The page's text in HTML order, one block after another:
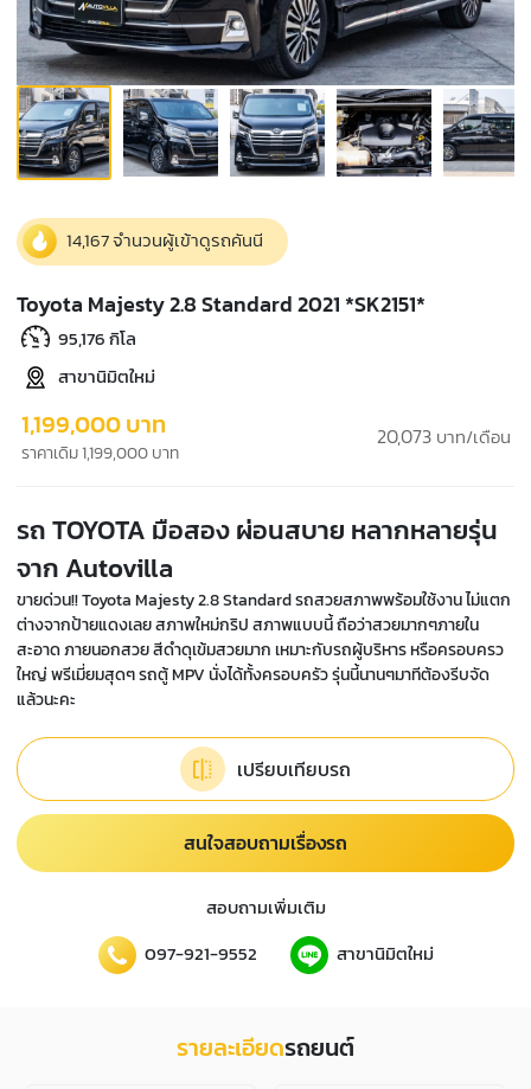
14,167 จำนวนผู้เข้าดูรถคันนี
Toyota Majesty 2.8 Standard 2021 *SK2151*
95,176 กิโล
สาขานิมิตใหม่
1,199,000 บาท
ราคาเดิม 1,199,000 บาท
20,073 บาท/เดือน
รถ TOYOTA มือสอง ผ่อนสบาย หลากหลายรุ่น
จาก Autovilla
ขายด่วน!! Toyota Majesty 2.8 Standard รถสวยสภาพพร้อมใช้งาน ไม่แตก
ต่างจากป้ายแดงเลย สภาพใหม่กริป สภาพแบบนี้ ถือว่าสวยมากๆภายใน
สะอาด ภายนอกสวย สีดำดุเข้มสวยมาก เหมาะกับรถผู้บริหาร หรือครอบครว
ใหญ่ พรีเมี่ยมสุดๆ รถตู้ MPV นั่งได้ทั้งครอบครัว รุ่นนี้นานๆมาทีต้องรีบจัด
แล้วนะคะ
เปรียบเทียบรถ
สนใจสอบถามเรื่องรถ
สอบถามเพิ่มเติม
097-921-9552
สาขานิมิตใหม่
รายละเอียดรถยนต์